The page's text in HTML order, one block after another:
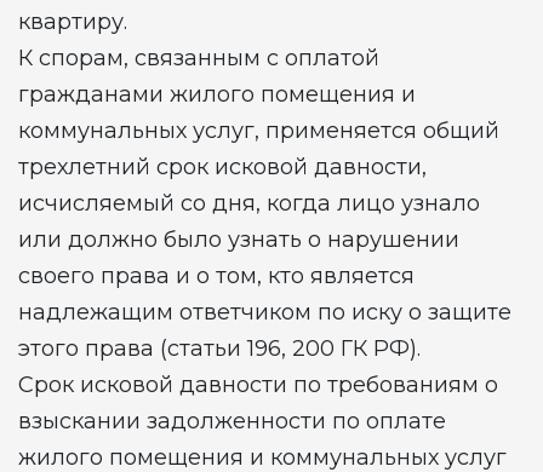
квартиру.
К спорам, связанным с оплатой
гражданами жилого помещения и
коммунальных услуг, применяется общий
трехлетний срок исковой давности,
исчисляемый со дня, когда лицо узнало
или должно было узнать о нарушении
своего права и о том, кто является
надлежащим ответчиком по иску о защите
этого права (статьи 196, 200 ГК РФ).
Срок исковой давности по требованиям о
взыскании задолженности по оплате
жилого помещения и коммунальных услуг